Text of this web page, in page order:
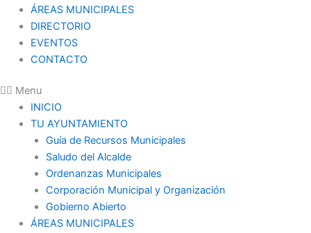
ÁREAS MUNICIPALES
DIRECTORIO
EVENTOS
CONTACTO
Menu
INICIO
TU AYUNTAMIENTO
Guía de Recursos Municipales
Saludo del Alcalde
Ordenanzas Municipales
Corporación Municipal y Organización
Gobierno Abierto
ÁREAS MUNICIPALES